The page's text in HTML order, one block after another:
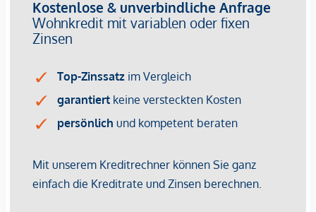
Bei diesem Angebot handelt es sich um eine
Vorsorgewohnung, die zu Vermietungszwecken erworben
20% USt. Diese Daten sind vorbehaltlich möglicher
Wir weisen darauf hin, dass zwischen dem Vermittler und
Der Vermittler ist als Doppelmakler tätig.